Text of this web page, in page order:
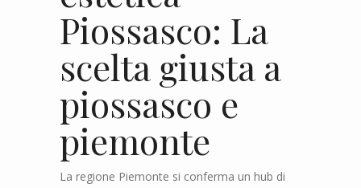
Piossasco: La
scelta giusta a
piossasco e
piemonte
La regione Piemonte si conferma un hub di